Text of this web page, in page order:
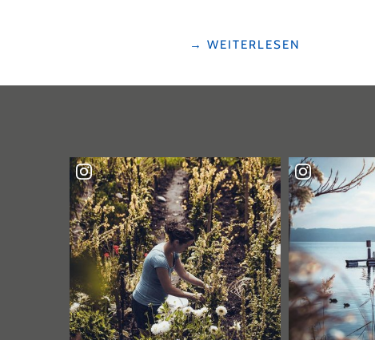
"ANDERMATT
→ WEITERLESEN